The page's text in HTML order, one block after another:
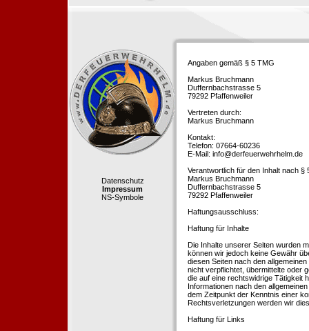
Datenschutz
Impressum
NS-Symbole
Angaben gemäß § 5 TMG
Markus Bruchmann
Duffernbachstrasse 5
79292 Pfaffenweiler
Vertreten durch:
Markus Bruchmann
Kontakt:
Telefon: 07664-60236
E-Mail: info@derfeuerwehrhelm.de
Verantwortlich für den Inhalt nach §
Markus Bruchmann
Duffernbachstrasse 5
79292 Pfaffenweiler
Haftungsausschluss:
Haftung für Inhalte
Die Inhalte unserer Seiten wurden
können wir jedoch keine Gewähr
diesen Seiten nach den
nicht verpflichtet, übermittelte oder
die auf eine rechtswidrige Tätigkeit
Informationen nach den
dem Zeitpunkt der Kenntnis einer
Rechtsverletzungen werden wir
Haftung für Links